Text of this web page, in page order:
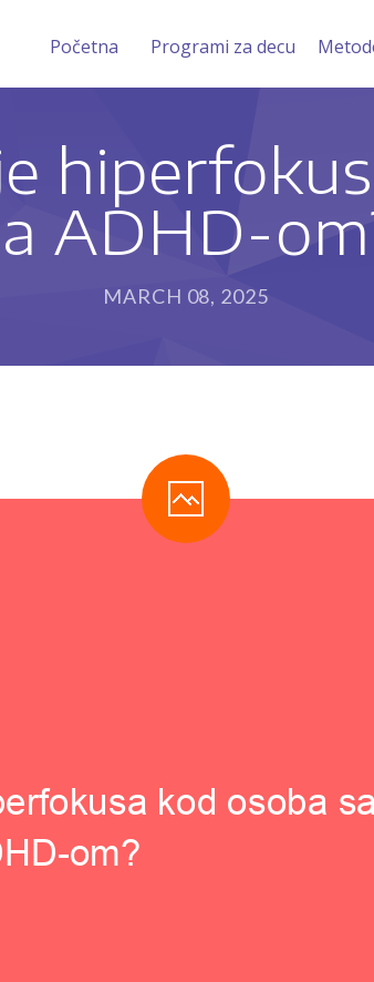
Početna Programi za decu
ADHD-
MARCH 08, 2025